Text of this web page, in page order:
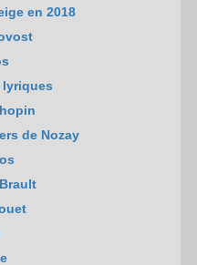
en 2018
lyriques
de Nozay